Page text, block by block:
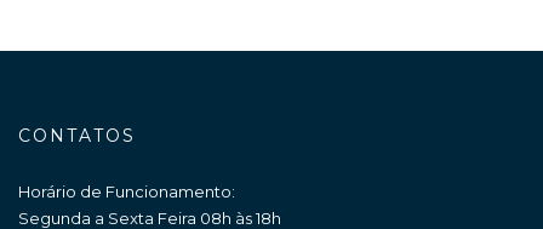
CONTATOS
Horário de Funcionamento:
Segunda a Sexta Feira 08h às 18h